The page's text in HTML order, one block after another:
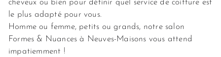
cheveux ou bien pour définir quel service de coiffure est
le plus adapté pour vous.
Homme ou femme, petits ou grands, notre salon
Formes & Nuances à Neuves-Maisons vous attend
impatiemment !